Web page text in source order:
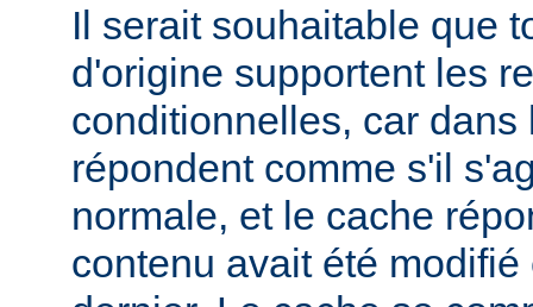
Il serait souhaitable que
d'origine supportent les
conditionnelles, car
répondent comme s'il
normale, et le cache
contenu avait été